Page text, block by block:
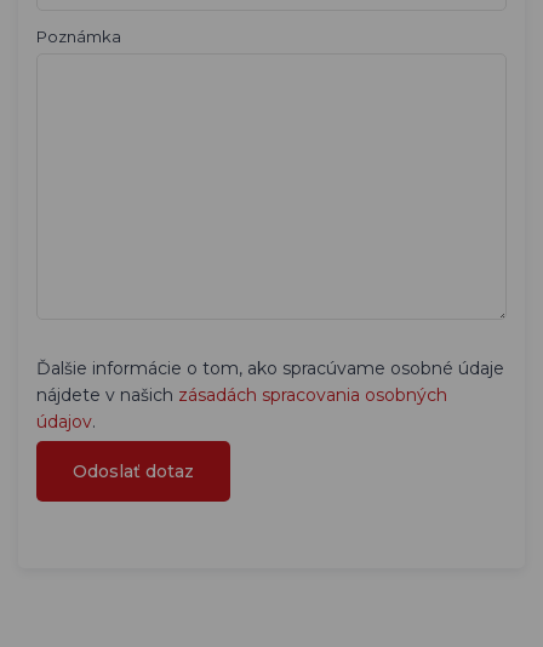
Poznámka
Ďalšie informácie o tom, ako spracúvame osobné údaje
nájdete v našich zásadách spracovania osobných
údajov.